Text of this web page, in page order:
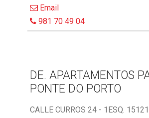
Email
981 70 49 04
DE. APARTAMENTOS
PONTE DO PORTO
CALLE CURROS 24 - 1ESQ.